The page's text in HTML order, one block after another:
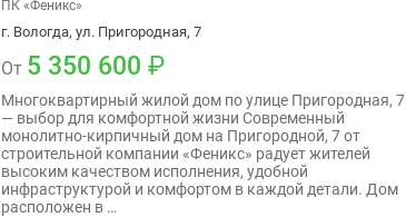
ПК «Феникс»
г. Вологда, ул. Пригородная, 7
От 5 350 600
Многоквартирный жилой дом по улице Пригородная, 7
— выбор для комфортной жизни Современный
монолитно-кирпичный дом на Пригородной, 7 от
строительной компании «Феникс» радует жителей
высоким качеством исполнения, удобной
инфраструктурой и комфортом в каждой детали. Дом
расположен в …